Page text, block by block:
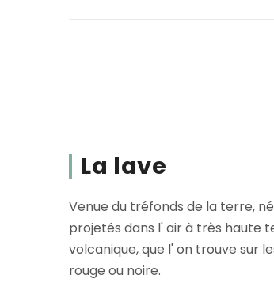
La lave
Venue du tréfonds de la terre,
projetés dans l' air à très haute
volcanique, que l' on trouve sur
rouge ou noire.